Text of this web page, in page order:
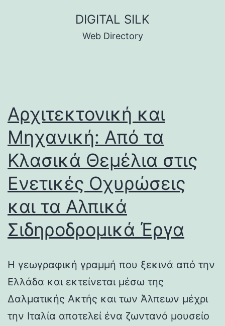
DIGITAL SILK
Web Directory
Αρχιτεκτονική και
Μηχανική: Από τα
Κλασικά Θεμέλια στις
Ενετικές Οχυρώσεις
και τα Αλπικά
Σιδηροδρομικά Έργα
Η γεωγραφική γραμμή που ξεκινά από την
Ελλάδα και εκτείνεται μέσω της
Δαλματικής Ακτής και των Άλπεων μέχρι
την Ιταλία αποτελεί ένα ζωντανό μουσείο